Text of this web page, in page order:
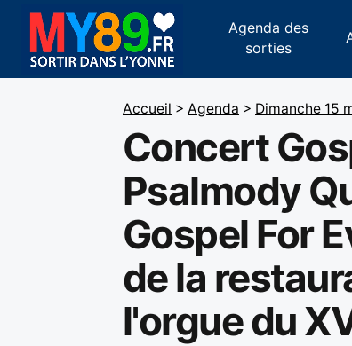
Agenda des
sorties
Accueil > Agenda > Dimanche 15
Concert
Psalmody
Gospel For
de la
l'orgue du